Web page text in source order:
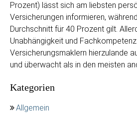
Prozent) lässt sich am liebsten
Versicherungen informieren,
Durchschnitt für 40 Prozent gilt.
Unabhängigkeit und
Versicherungsmaklern hierzulande
und überwacht als in den meisten
Kategorien
Allgemein